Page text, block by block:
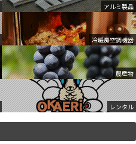
アルミ製品
冷暖房空調機器
農産物
レンタル